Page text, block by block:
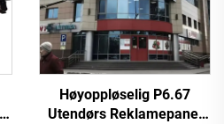
Høyoppløselig P6.67
Utendørs Reklamepanel